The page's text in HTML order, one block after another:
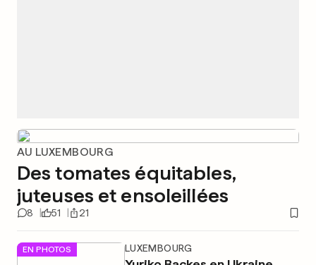
AU LUXEMBOURG
Des tomates équitables,
juteuses et ensoleillées
8 51 21
EN PHOTOS LUXEMBOURG